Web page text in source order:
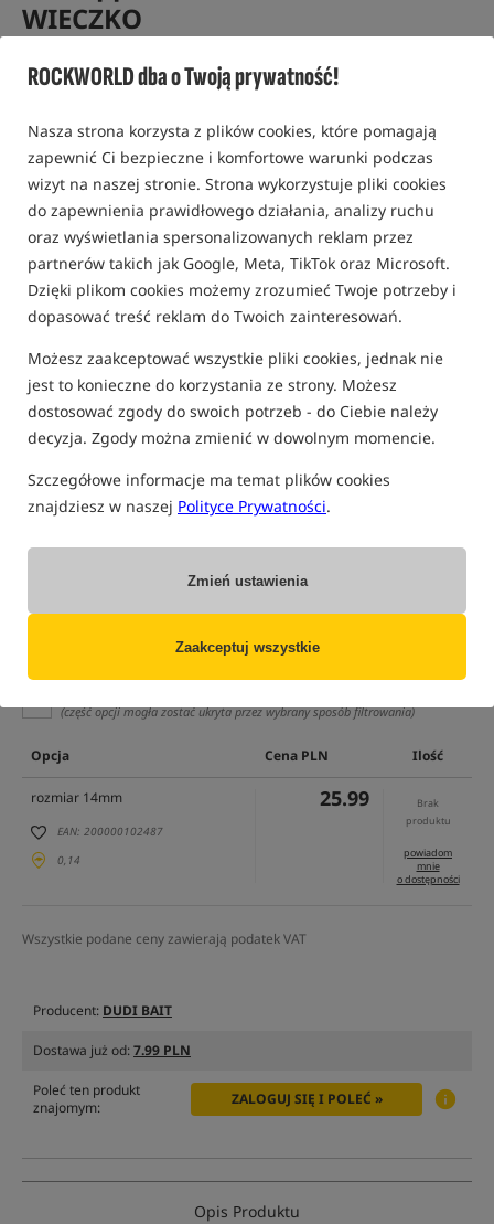
ROCKWORLD dba o Twoją prywatność!
Nasza strona korzysta z plików cookies, które pomagają
zapewnić Ci bezpieczne i komfortowe warunki podczas
wizyt na naszej stronie. Strona wykorzystuje pliki cookies
do zapewnienia prawidłowego działania, analizy ruchu
oraz wyświetlania spersonalizowanych reklam przez
partnerów takich jak Google, Meta, TikTok oraz Microsoft.
Dzięki plikom cookies możemy zrozumieć Twoje potrzeby i
dopasować treść reklam do Twoich zainteresowań.
Możesz zaakceptować wszystkie pliki cookies, jednak nie
jest to konieczne do korzystania ze strony. Możesz
dostosować zgody do swoich potrzeb - do Ciebie należy
decyzja. Zgody można zmienić w dowolnym momencie.
Szczegółowe informacje ma temat plików cookies
znajdziesz w naszej Polityce Prywatności.
Zmień ustawienia
Zaakceptuj wszystkie
WIECZKO
Halfness /DUDI BAIT
0 opinii
Niepełnowartościowy
(część opcji mogła zostać ukryta przez wybrany sposób filtrowania)
Opcja Cena PLN Ilość
rozmiar 14mm
EAN: 200000102487
0,14
25.99
Brak
produktu
powiadom
mnie
o dostępności
Wszystkie podane ceny zawierają podatek VAT
Producent: DUDI BAIT
Dostawa już od:7.99 PLN
Poleć ten produkt
znajomym:
ZALOGUJ SIĘ I POLEĆ »
Opis Produktu